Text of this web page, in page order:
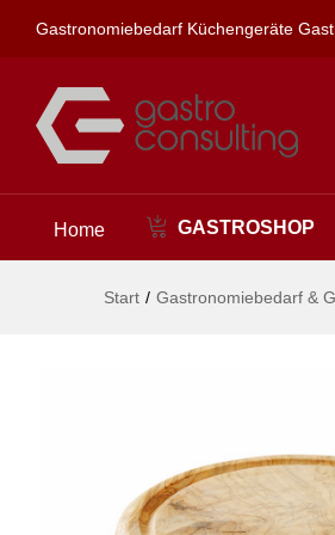
Gastronomiebedarf Küchengeräte
Home GASTROSHOP
Start / Gastronomiebedarf &
Beschreibung